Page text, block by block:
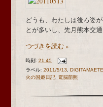
どうも、わたしは後ろ姿
とが多いし、先月熊本交
つづきを読む »
時刻: 21:45
ラベル: 2011/5/13
火の国姫日記
電脳萠照